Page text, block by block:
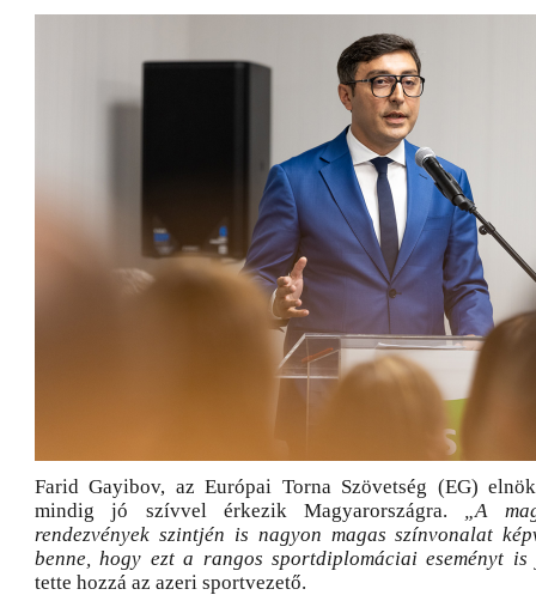
Farid Gayibov, az Európai Torna Szövetség (EG)
mindig jó szívvel érkezik Magyarországra. „A
rendezvények szintjén is nagyon magas színvonalat
benne, hogy ezt a rangos sportdiplomáciai eseményt is
tette hozzá az azeri sportvezető.